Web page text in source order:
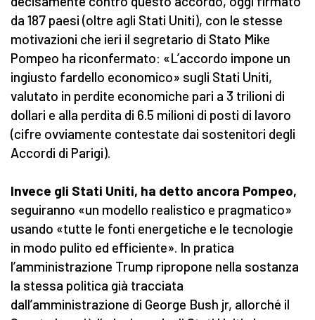
da 187 paesi (oltre agli Stati Uniti), con le stesse
motivazioni che ieri il segretario di Stato Mike
Pompeo ha riconfermato: «L’accordo impone un
ingiusto fardello economico» sugli Stati Uniti,
valutato in perdite economiche pari a 3 trilioni di
dollari e alla perdita di 6.5 milioni di posti di lavoro
(cifre ovviamente contestate dai sostenitori degli
Accordi di Parigi).
Invece gli Stati Uniti, ha detto ancora Pompeo,
seguiranno «un modello realistico e pragmatico»
usando «tutte le fonti energetiche e le tecnologie
in modo pulito ed efficiente». In pratica
l’amministrazione Trump ripropone nella sostanza
la stessa politica già tracciata
dall’amministrazione di George Bush jr, allorché il